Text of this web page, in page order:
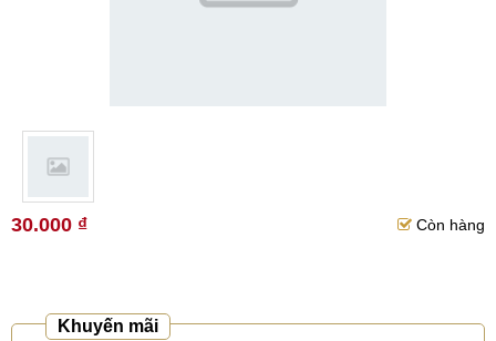
30.000 ₫ Còn hàng
Khuyến mãi